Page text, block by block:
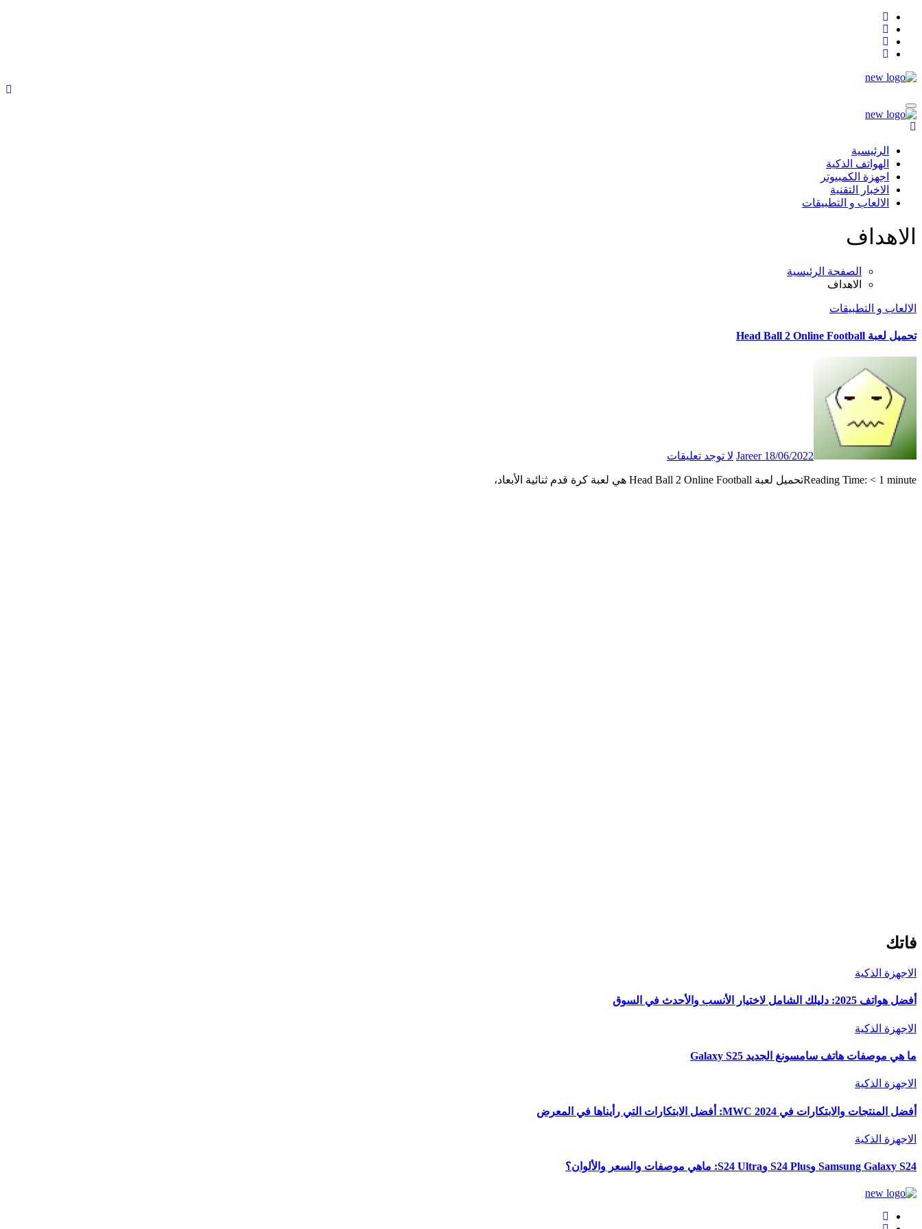
التجاوز
المحتوى
الرئيسية
الهواتف الذكية
اجهزة الكمبيوتر
الاخبار التقنية
الالعاب و التطبيقات
الاهداف
الصفحة الرئيسية
الاهداف
الالعاب و التطبيقات
تحميل لعبة Head Ball 2 Online Football
Jareer 18/06/2022 لا توجد تعليقات
Reading Time: < 1 minuteتحميل لعبة Head Ball 2 Online Football هي لعبة كرة قدم ثنائية الأبعاد،
فاتك
الاجهزة الذكية
أفضل هواتف 2025: دليلك الشامل لاختيار الأنسب والأحدث في السوق
الاجهزة الذكية
ما هي موصفات هاتف سامسونغ الجديد Galaxy S25
الاجهزة الذكية
أفضل المنتجات والابتكارات في MWC 2024: أفضل الابتكارات التي رأيناها في المعرض
الاجهزة الذكية
Samsung Galaxy S24 وS24 Plus وS24 Ultra: ماهي موصفات والسعر والألوان؟